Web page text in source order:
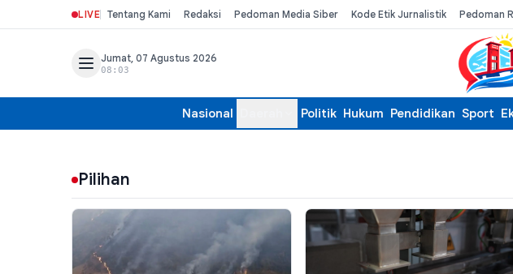
LIVE Tentang Kami Redaksi Pedoman Media Siber Kode Etik Jurnalistik Pedoman
Jumat, 07 Agustus 2026
08:03
Nasional Politik Hukum Pendidikan Sport
Pilihan